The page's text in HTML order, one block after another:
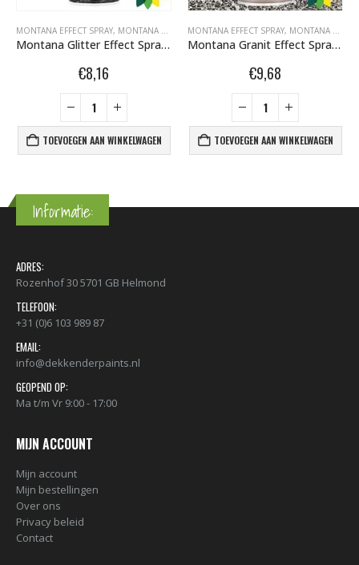
SPUITBUSSEN ,MONTANA UV-EFFECT SPRAY 400ML
MONTANA EFFECT SPRAY, MONTANA GLITTER EFFECT SPRAY 400ML ,MONTANA
Montana Glitter Effect Spray EGGold Dusty Gold Transparant 400 ml 495076
€8,16
TOEVOEGEN AAN WINKELWAGEN
MONTANA EFFECT SPRAY, MONTANA GRAFFITI SPUITBUSSEN
Montana Granit Effect Spray EG 7050 Grey 400 ml 415395
€9,68
TOEVOEGEN AAN WINKELWAGEN
Informatie:
ADRES:
Rozenhof 30 5701 GB Helmond
TELEFOON:
+31 (0)6 103 989 87
EMAIL:
info@dekkenderpaints.nl
GEOPEND OP:
Ma t/m Vr 9:00 - 17:00
MIJN ACCOUNT
Mijn account
Mijn bestellingen
Over ons
Privacy beleid
Contact